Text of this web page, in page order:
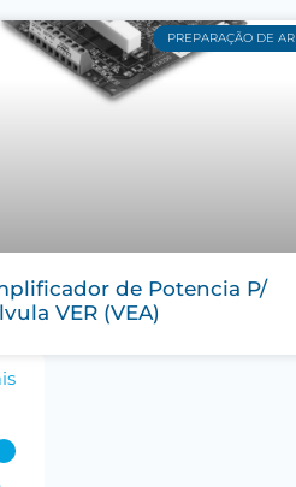
PREPARAÇÃO DE AR
de Potencia P/
VER (VEA)